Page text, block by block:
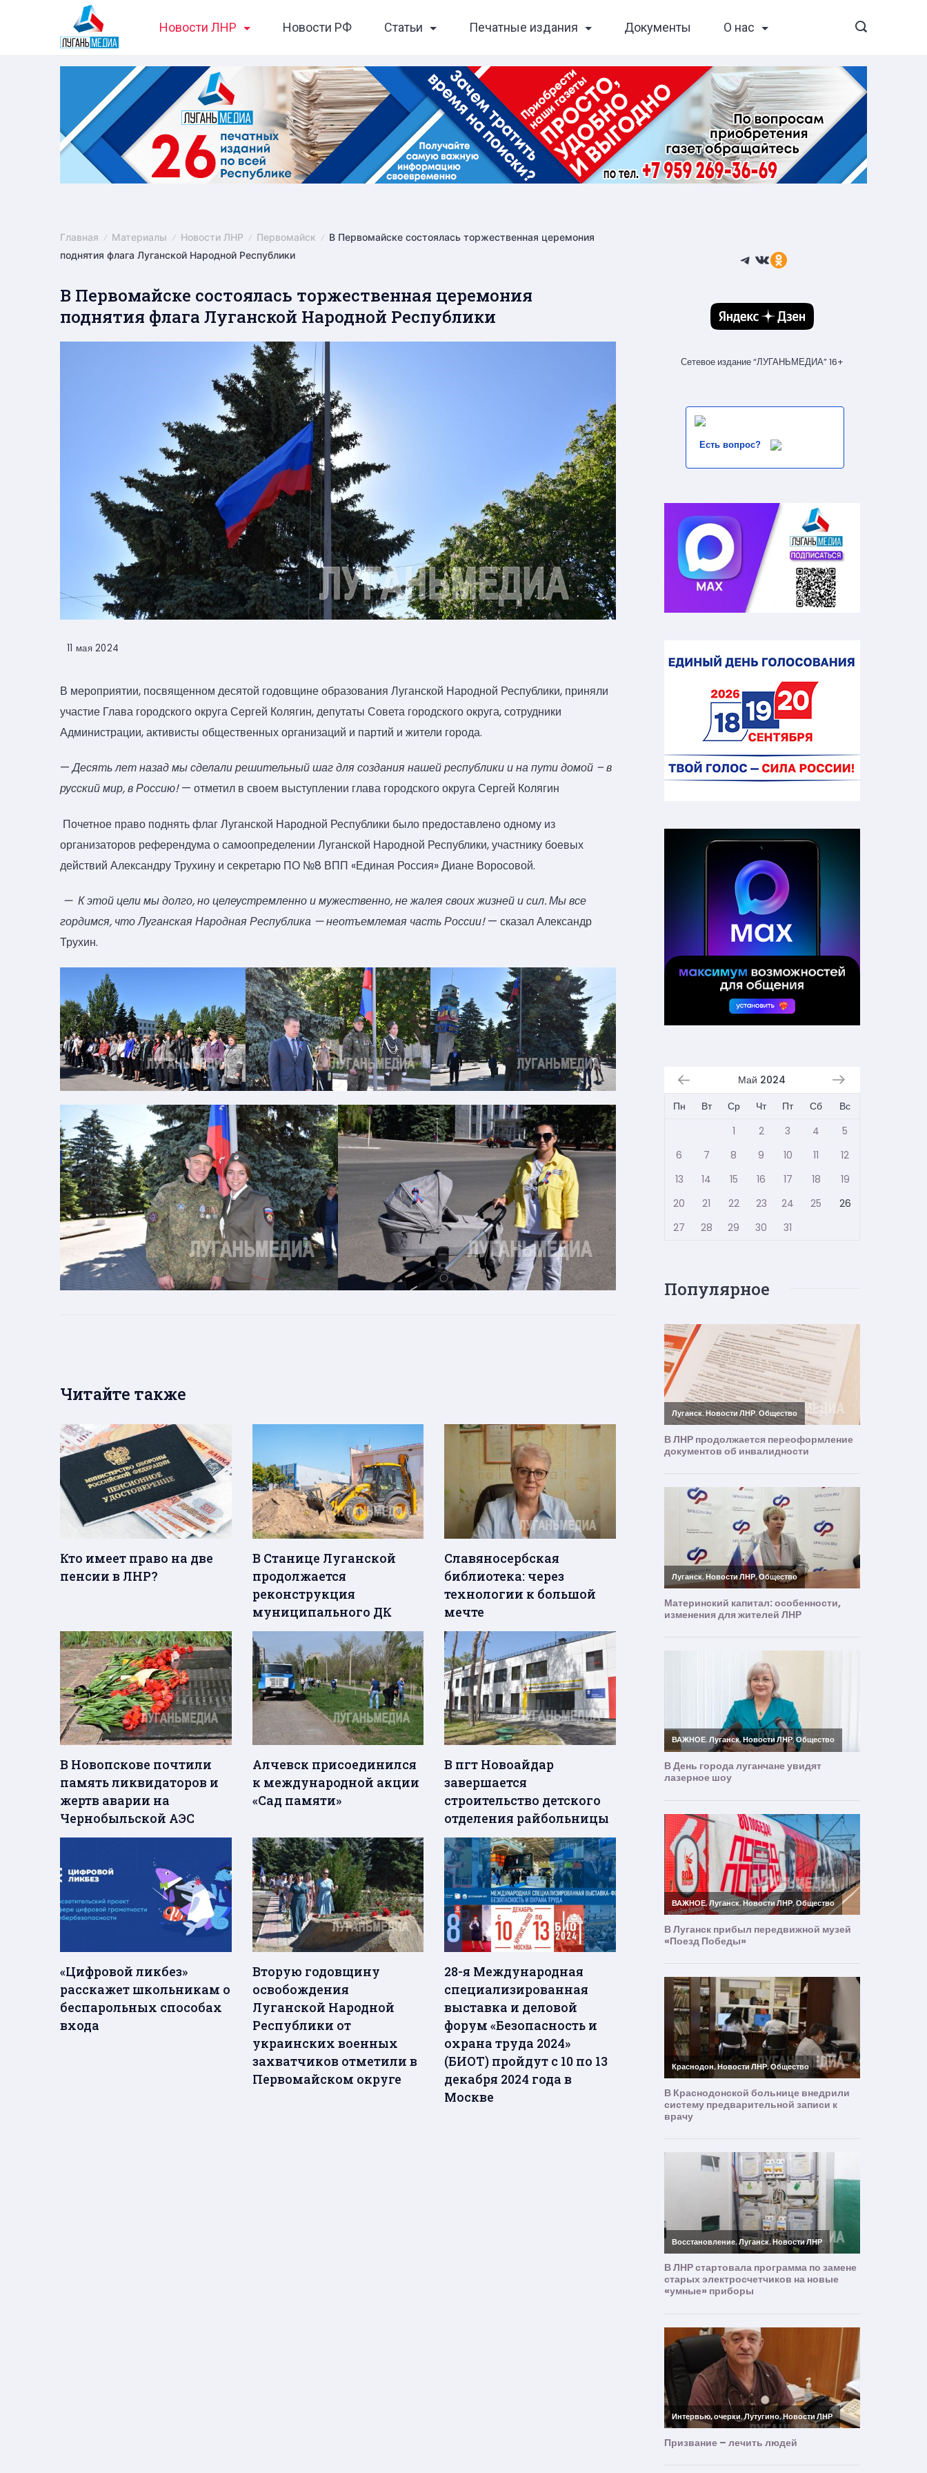
Новости ЛНР Новости РФ Статьи Печатные издания Документы О нас
Главная Материалы Новости ЛНР Первомайск
В Первомайске состоялась торжественная церемония
поднятия флага Луганской Народной Республики
В Первомайске состоялась торжественная церемония
поднятия флага Луганской Народной Республики
11 мая 2024
В мероприятии, посвященном десятой годовщине образования Луганской Народной Республики, приняли
участие Глава городского округа Сергей Колягин, депутаты Совета городского округа, сотрудники
Администрации, активисты общественных организаций и партий и жители города.
—Десять лет назад мы сделали решительный шаг для создания нашей республики и на пути домой – в
русский мир, в Россию!— отметил в своем выступлении глава городского округа Сергей Колягин
Почетное право поднять флаг Луганской Народной Республики было предоставлено одному из
организаторов референдума о самоопределении Луганской Народной Республики, участнику боевых
действий Александру Трухину и секретарю ПО №8 ВПП «Единая Россия» Диане Воросовой.
— К этой цели мы долго, но целеустремленно и мужественно, не жалея своих жизней и сил. Мы все
гордимся, что Луганская Народная Республика — неотъемлемая часть России!— сказал Александр
Трухин.
Читайте также
Кто имеет право на две
пенсии в ЛНР?
В Станице Луганской
продолжается
реконструкция
муниципального ДК
Славяносербская
библиотека: через
технологии к большой
мечте
В Новопскове почтили
память ликвидаторов и
жертв аварии на
Чернобыльской АЭС
Алчевск присоединился
к международной акции
«Сад памяти»
В пгт Новоайдар
завершается
строительство детского
отделения райбольницы
«Цифровой ликбез»
расскажет школьникам о
беспарольных способах
входа
Вторую годовщину
освобождения
Луганской Народной
Республики от
украинских военных
захватчиков отметили в
Первомайском округе
28-я Международная
специализированная
выставка и деловой
форум «Безопасность и
охрана труда 2024»
(БИОТ) пройдут с 10 по 13
декабря 2024 года в
Москве
Telegram
ВКонтакте
Ссылка
Сетевое издание “ЛУГАНЬМЕДИА” 16+
Есть вопрос?
Май 2024
Пн
Вт Ср Чт Пт Сб
Вс
1
2 3 4
5
6
7 8 9 10 11
12
13
14 15 16 17 18
19
20
21 22 23 24 25
26
27
28 29 30 31
Популярное